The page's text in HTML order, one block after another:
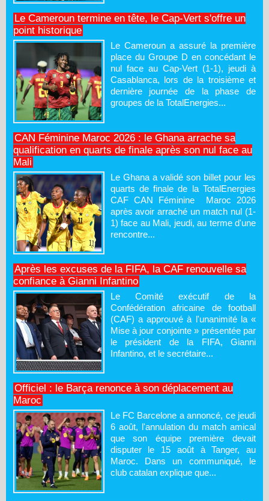
Le Cameroun termine en tête, le Cap-Vert s'offre un
point historique
Le Cameroun a assuré la première
place du Groupe D en concédant le
nul face au Cap-Vert (1-1), jeudi à
Casablanca, lors de la troisième et
dernière journée de la phase de
groupes de la TotalEnergies...
CAN Féminine Maroc 2026 : le Ghana arrache sa
qualification en quarts de finale après son nul face au
Mali
Le Ghana a validé son billet pour les
quarts de finale de la TotalEnergies
CAF CAN Féminine Maroc 2026
après avoir arraché un match nul (1-
1) face au Mali, jeudi, au terme d'une
rencontre...
Après les excuses de la FIFA, la CAF renouvelle sa
confiance à Gianni Infantino
Le Comité exécutif de la
Confédération africaine de football
(CAF) a approuvé à l'unanimité la «
Mise à jour conjointe » présentée par
le président de la FIFA, Gianni
Infantino, et le secrétaire...
Officiel : le Barça renonce à son déplacement au
Maroc
Le FC Barcelone a annoncé, ce jeudi
6 août, l'annulation du match amical
que son équipe première devait
disputer le 15 août à Tanger, au
Maroc. Dans un communiqué, le
club catalan explique que...